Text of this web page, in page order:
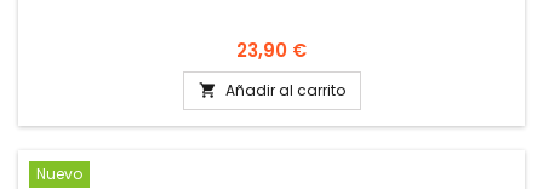
Precio
23,90 €
 Añadir al carrito
Nuevo